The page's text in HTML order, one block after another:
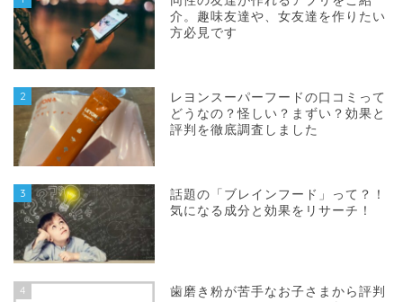
介。趣味友達や、女友達を作りたい
方必見です
2
レヨンスーパーフードの口コミって
どうなの？怪しい？まずい？効果と
評判を徹底調査しました
3
話題の「ブレインフード」って？！
気になる成分と効果をリサーチ！
4
歯磨き粉が苦手なお子さまから評判